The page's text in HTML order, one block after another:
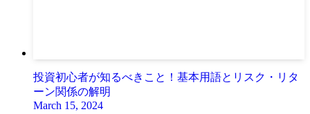
投資初心者が知るべきこと！基本用語とリスク・リタ
ーン関係の解明
March 15, 2024